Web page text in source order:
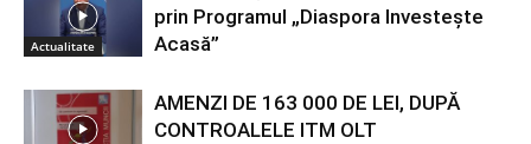
Actualitate
prin Programul „Diaspora Investește
Acasă”
AMENZI DE 163 000 DE LEI, DUPĂ
CONTROALELE ITM OLT